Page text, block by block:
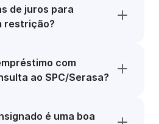
de juros para
restrição?
com
ao SPC/Serasa?
é uma boa